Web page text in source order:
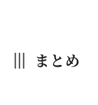
まとめ